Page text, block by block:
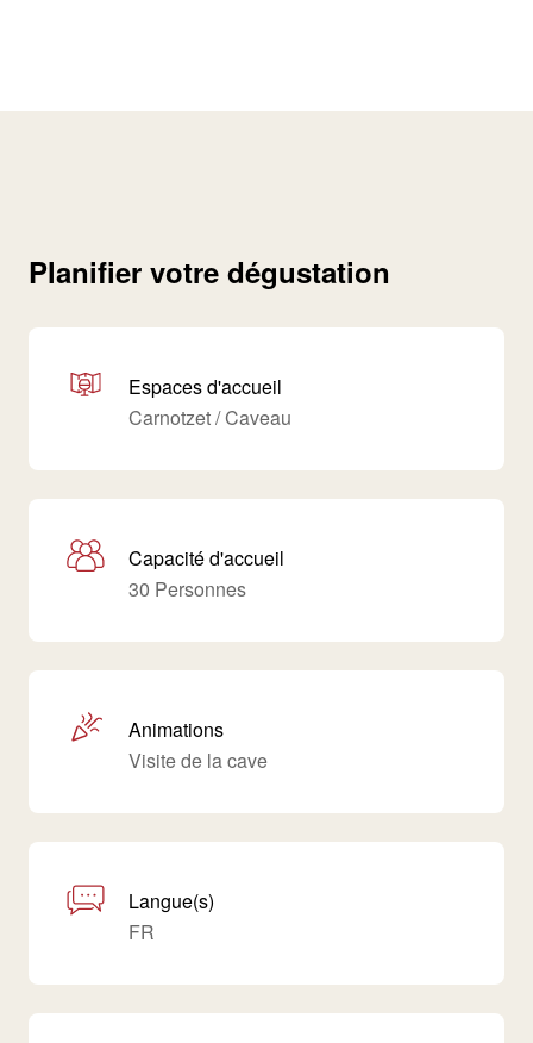
Planifier votre dégustation
Espaces d'accueil
Carnotzet / Caveau
Capacité d'accueil
30 Personnes
Animations
Visite de la cave
Langue(s)
FR